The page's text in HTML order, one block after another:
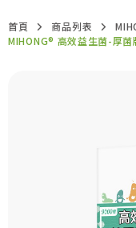
首頁 商品列表
MIHONG® 高效益生菌-厚